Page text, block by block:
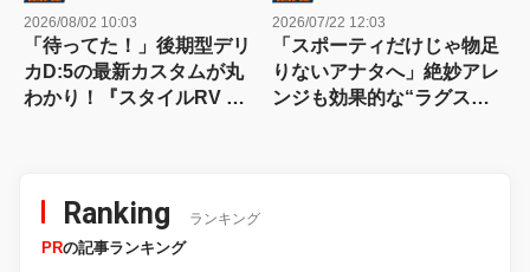
2026/08/02 10:03
「待ってた！」後期型デリ
カD:5の最新カスタムが丸
わかり！『スタイルRV デ
2026/07/22 12:03
「スポーティだけじゃ物足
りないアナタへ」絶妙アレ
ンジも効果的な“ラグス
Ranking ランキング
PRの記事ランキング